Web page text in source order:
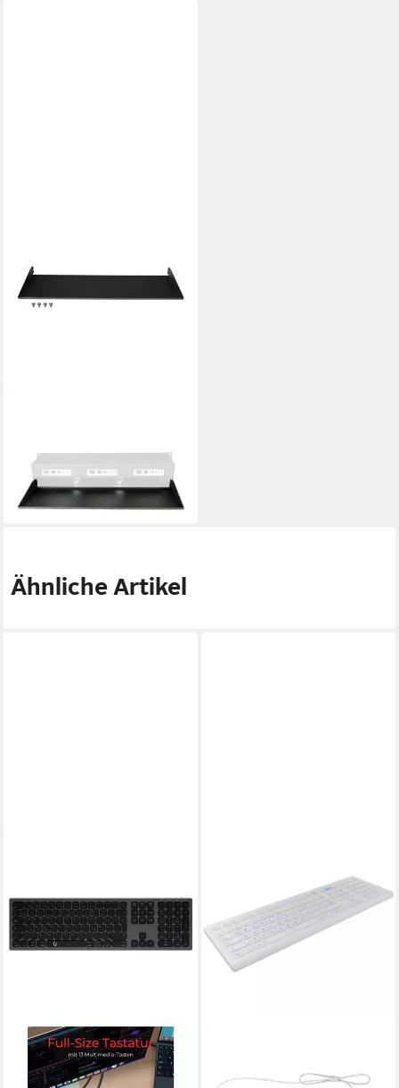
Apple Zubehör)
69,00 €
lieferbar - in 3-4 Werktagen bei dir
Ähnliche Artikel
Industrietastatur für